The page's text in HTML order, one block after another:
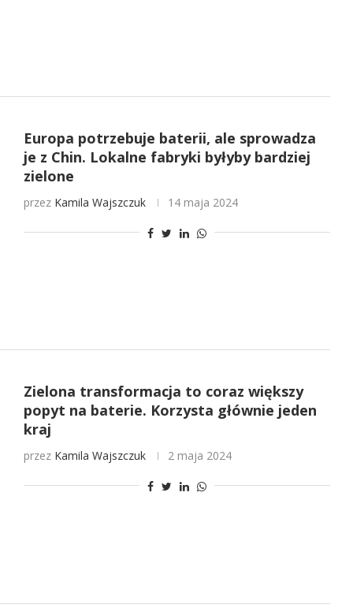
Europa potrzebuje baterii, ale sprowadza
je z Chin. Lokalne fabryki byłyby bardziej
zielone
przez Kamila Wajszczuk 14 maja 2024
Zielona transformacja to coraz większy
popyt na baterie. Korzysta głównie jeden
kraj
przez Kamila Wajszczuk 2 maja 2024